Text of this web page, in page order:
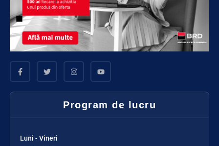
Program de lucru
Luni - Vineri